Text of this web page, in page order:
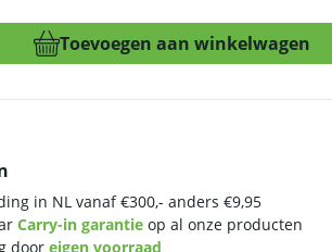
Toevoegen aan winkelwagen
in NL vanaf €300,- anders €9,95
Carry-in garantie op al onze producten
door eigen voorraad